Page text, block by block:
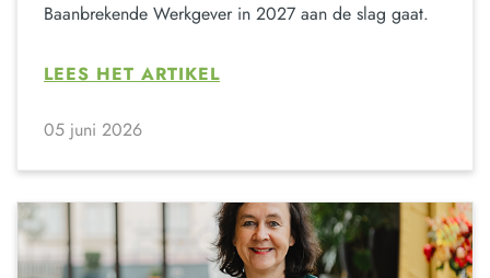
Baanbrekende Werkgever in 2027 aan de slag gaat.
LEES HET ARTIKEL
05 juni 2026